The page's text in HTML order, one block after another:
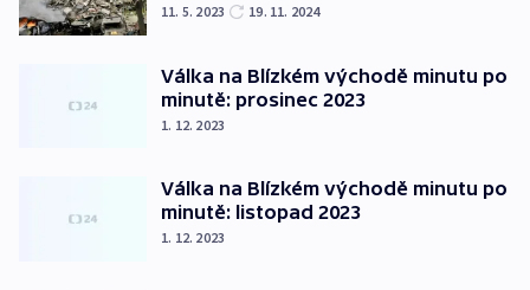
11. 5. 2023 19. 11. 2024
Válka na Blízkém východě minutu po
minutě: prosinec 2023
1. 12. 2023
Válka na Blízkém východě minutu po
minutě: listopad 2023
1. 12. 2023